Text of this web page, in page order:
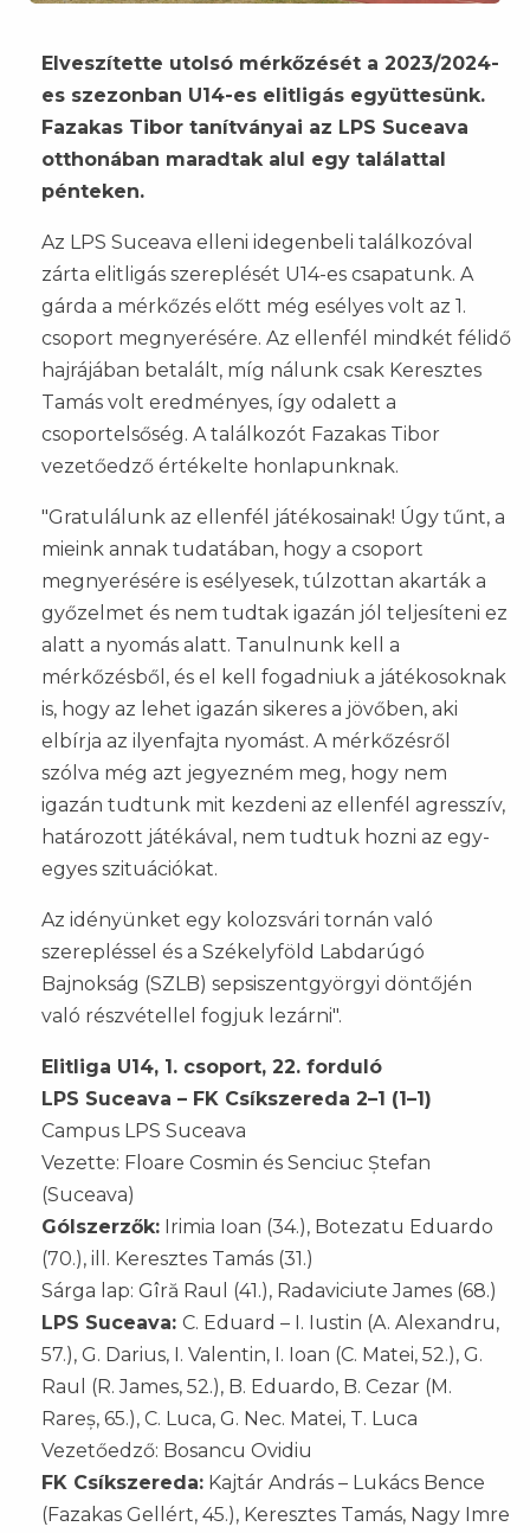
Elveszítette utolsó mérkőzését a 2023/2024-
es szezonban U14-es elitligás együttesünk.
Fazakas Tibor tanítványai az LPS Suceava
otthonában maradtak alul egy találattal
pénteken.
Az LPS Suceava elleni idegenbeli találkozóval
zárta elitligás szereplését U14-es csapatunk. A
gárda a mérkőzés előtt még esélyes volt az 1.
csoport megnyerésére. Az ellenfél mindkét félidő
hajrájában betalált, míg nálunk csak Keresztes
Tamás volt eredményes, így odalett a
csoportelsőség. A találkozót Fazakas Tibor
vezetőedző értékelte honlapunknak.
"Gratulálunk az ellenfél játékosainak! Úgy tűnt, a
mieink annak tudatában, hogy a csoport
megnyerésére is esélyesek, túlzottan akarták a
győzelmet és nem tudtak igazán jól teljesíteni ez
alatt a nyomás alatt. Tanulnunk kell a
mérkőzésből, és el kell fogadniuk a játékosoknak
is, hogy az lehet igazán sikeres a jövőben, aki
elbírja az ilyenfajta nyomást. A mérkőzésről
szólva még azt jegyezném meg, hogy nem
igazán tudtunk mit kezdeni az ellenfél agresszív,
határozott játékával, nem tudtuk hozni az egy-
egyes szituációkat.
Az idényünket egy kolozsvári tornán való
szerepléssel és a Székelyföld Labdarúgó
Bajnokság (SZLB) sepsiszentgyörgyi döntőjén
való részvétellel fogjuk lezárni".
Elitliga U14, 1. csoport, 22. forduló
LPS Suceava – FK Csíkszereda 2–1 (1–1)
Campus LPS Suceava
Vezette: Floare Cosmin és Senciuc Ștefan
(Suceava)
Gólszerzők: Irimia Ioan (34.), Botezatu Eduardo
(70.), ill. Keresztes Tamás (31.)
Sárga lap: Gîră Raul (41.), Radaviciute James (68.)
LPS Suceava: C. Eduard – I. Iustin (A. Alexandru,
57.), G. Darius, I. Valentin, I. Ioan (C. Matei, 52.), G.
Raul (R. James, 52.), B. Eduardo, B. Cezar (M.
Rareș, 65.), C. Luca, G. Nec. Matei, T. Luca
Vezetőedző: Bosancu Ovidiu
FK Csíkszereda: Kajtár András – Lukács Bence
(Fazakas Gellért, 45.), Keresztes Tamás, Nagy Imre